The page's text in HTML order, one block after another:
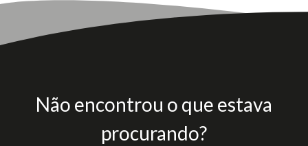
Não encontrou o que estava
procurando?